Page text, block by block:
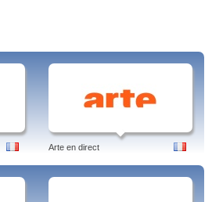
Arte en direct